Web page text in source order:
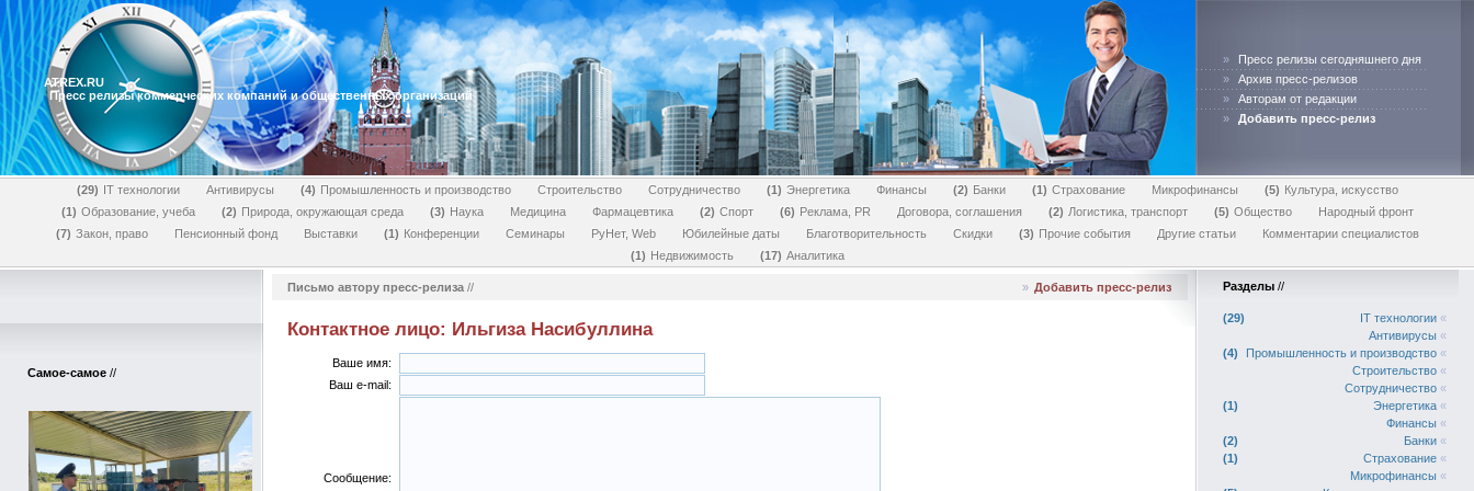
ATREX.RU
Пресс релизы коммерческих компаний и общественных организаций
»
Пресс релизы сегодняшнего дня
»
Архив пресс-релизов
»
Авторам от редакции
»
Добавить пресс-релиз
29 IT технологии Антивирусы 4 Промышленность и производство Строительство Сотрудничество 1 Энергетика Финансы 2 Банки 1 Страхование Микрофинансы 5
Культура, искусство
1
Образование, учеба 2 Природа, окружающая среда 3 Наука Медицина Фармацевтика 2 Спорт 6 Реклама, PR Договора, соглашения 2 Логистика, транспорт 5 Общество
Народный фронт
7
Закон, право Пенсионный фонд Выставки 1 Конференции Семинары РуНет, Web Юбилейные даты Благотворительность Скидки 3 Прочие события Другие статьи
Комментарии специалистов
1
Недвижимость 17 Аналитика
Самое-самое //
Письмо автору пресс-релиза // » Добавить пресс-релиз
Контактное лицо: Ильгиза Насибуллина
Ваше имя:
Ваш e-mail:
Сообщение:
Разделы //
29 IT технологии «
Антивирусы «
4
Промышленность и производство «
Строительство «
Сотрудничество «
1
Энергетика «
Финансы «
2
Банки «
1
Страхование «
Микрофинансы «